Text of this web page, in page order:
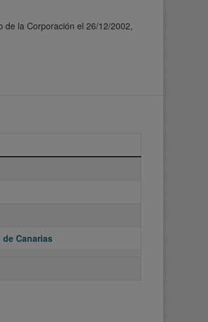
de la Corporación el 26/12/2002,
Canarias